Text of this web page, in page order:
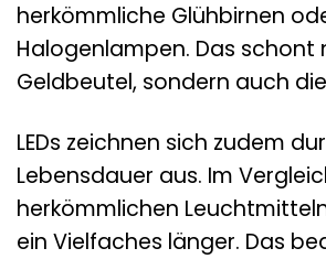
herkömmliche Glühbirnen
Halogenlampen. Das schont
Geldbeutel, sondern auch
LEDs zeichnen sich zudem
Lebensdauer aus. Im
herkömmlichen
ein Vielfaches länger. Das